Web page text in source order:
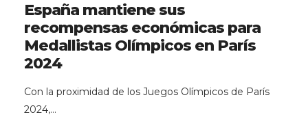
España mantiene sus
recompensas económicas para
Medallistas Olímpicos en París
2024
Con la proximidad de los Juegos Olímpicos de París
2024,…